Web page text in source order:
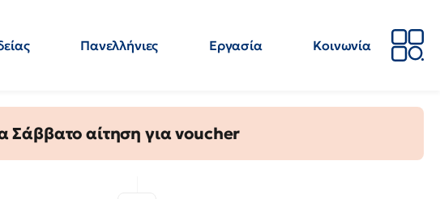
Πανελλήνιες Εργασία
Κοινωνία
αίτηση για voucher